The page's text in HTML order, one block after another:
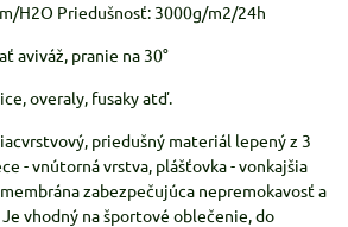
H2O Priedušnosť: 3000g/m2/24h
aviváž, pranie na 30°
overaly, fusaky atď.
priedušný materiál lepený z 3
- vnútorná vrstva, plášťovka - vonkajšia
zabezpečujúca nepremokavosť a
vhodný na športové oblečenie, do